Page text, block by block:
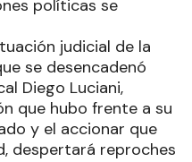
políticas se
judicial de la
se desencadenó
Diego Luciani,
que hubo frente a su
y el accionar que
despertará reproches